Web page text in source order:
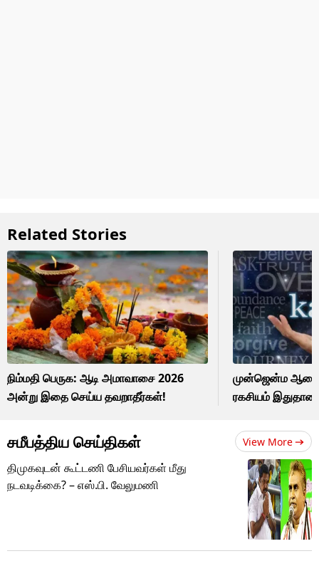
Related Stories
நிம்மதி பெருக: ஆடி அமாவாசை 2026
அன்று இதை செய்ய தவறாதீர்கள்!
முன்ஜென்ம ஆசை:
ரகசியம்
சமீபத்திய செய்திகள் View More
திமுகவுடன் கூட்டணி பேசியவர்கள் மீது
நடவடிக்கை? – எஸ்.பி. வேலுமணி